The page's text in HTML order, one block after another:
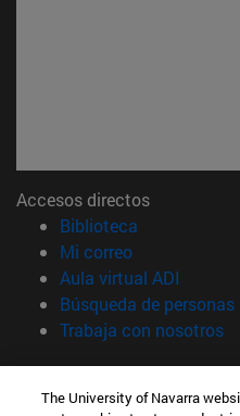
Accesos directos
Biblioteca
Mi correo(abre en
Aula virtual ADI
Búsqueda de personas
Trabaja con nosotros
Información
TFNO +34 948 42 56 00
The University of Navarra